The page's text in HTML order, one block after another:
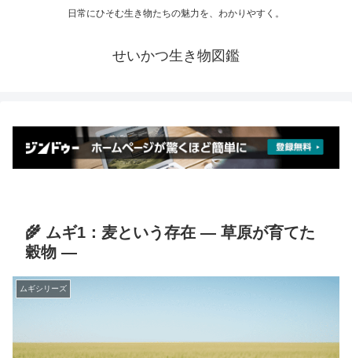
日常にひそむ生き物たちの魅力を、わかりやすく。
せいかつ生き物図鑑
🌾 ムギ1：麦という存在 ― 草原が育てた
穀物 ―
ムギシリーズ